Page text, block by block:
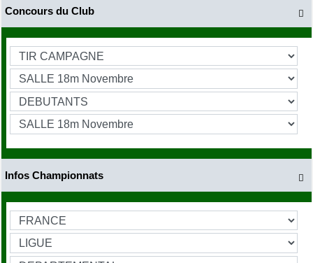

Concours du Club

Infos Championnats